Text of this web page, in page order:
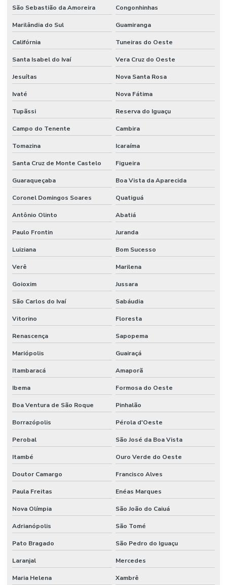
São Sebastião da Amoreira Congonhinhas
Marilândia do Sul Guamiranga
Califórnia Tuneiras do Oeste
Santa Isabel do Ivaí Vera Cruz do Oeste
Jesuítas Nova Santa Rosa
Ivaté Nova Fátima
Tupãssi Reserva do Iguaçu
Campo do Tenente Cambira
Tomazina Icaraíma
Santa Cruz de Monte Castelo Figueira
Guaraqueçaba Boa Vista da Aparecida
Coronel Domingos Soares Quatiguá
Antônio Olinto Abatiá
Paulo Frontin Juranda
Luiziana Bom Sucesso
Verê Marilena
Goioxim Jussara
São Carlos do Ivaí Sabáudia
Vitorino Floresta
Renascença Sapopema
Mariópolis Guairaçá
Itambaracá Amaporã
Ibema Formosa do Oeste
Boa Ventura de São Roque Pinhalão
Borrazópolis Pérola d'Oeste
Perobal São José da Boa Vista
Itambé Ouro Verde do Oeste
Doutor Camargo Francisco Alves
Paula Freitas Enéas Marques
Nova Olímpia São João do Caiuá
Adrianópolis São Tomé
Pato Bragado São Pedro do Iguaçu
Laranjal Mercedes
Maria Helena Xambrê